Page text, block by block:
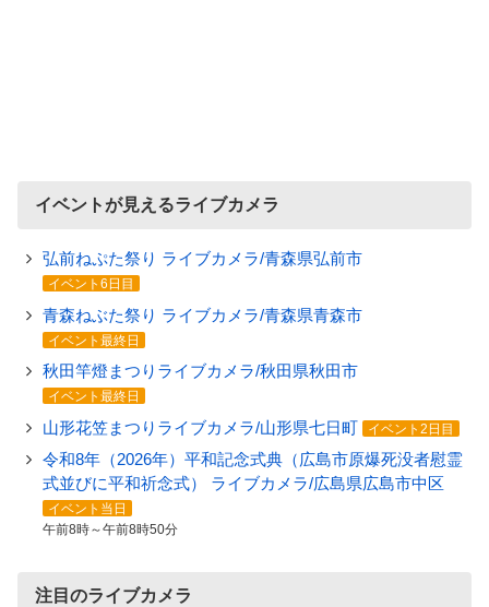
イベントが見えるライブカメラ
弘前ねぷた祭り ライブカメラ/青森県弘前市
イベント6日目
青森ねぶた祭り ライブカメラ/青森県青森市
イベント最終日
秋田竿燈まつりライブカメラ/秋田県秋田市
イベント最終日
山形花笠まつりライブカメラ/山形県七日町 イベント2日目
令和8年（2026年）平和記念式典（広島市原爆死没者慰霊
式並びに平和祈念式） ライブカメラ/広島県広島市中区
イベント当日
午前8時～午前8時50分
注目のライブカメラ